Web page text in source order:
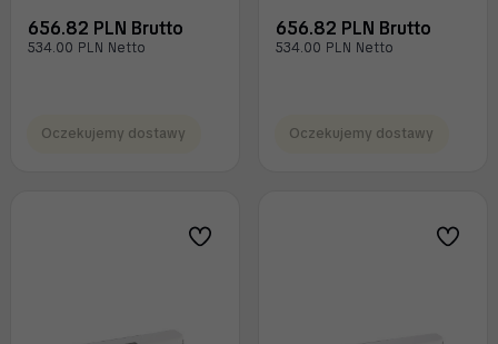
656.82 PLN Brutto
534.00 PLN Netto
Oczekujemy dostawy
656.82 PLN Brutto
534.00 PLN Netto
Oczekujemy dostawy